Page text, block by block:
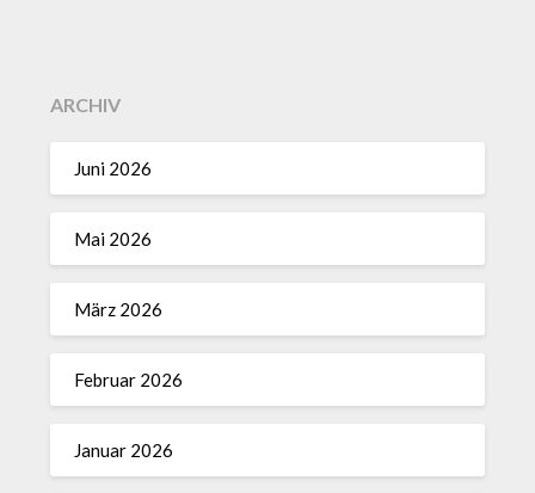
ARCHIV
Juni 2026
Mai 2026
März 2026
Februar 2026
Januar 2026